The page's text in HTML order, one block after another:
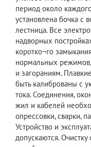
период около
установлена бочка с
лестница. Все
надворных
коротко¬го
нормальных
и загораниям.
быть калиброваны с
тока. Соединения,
жил и кабелей
опрессовки, сварки,
Устройство и
допускаются.